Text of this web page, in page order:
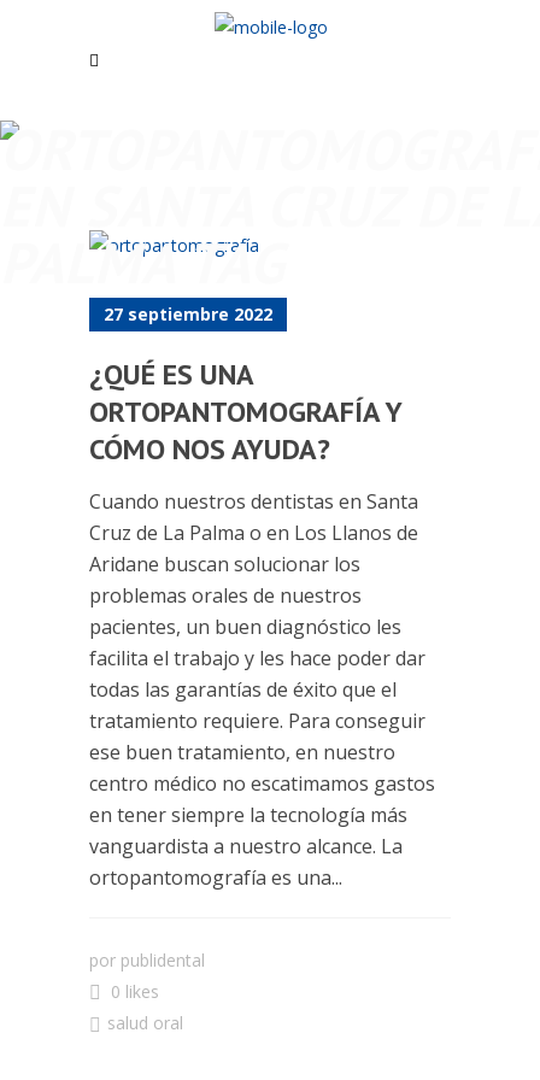
PALMA TAG
27 septiembre 2022
¿QUÉ ES UNA
ORTOPANTOMOGRAFÍA Y
CÓMO NOS AYUDA?
Cuando nuestros dentistas en Santa
Cruz de La Palma o en Los Llanos de
Aridane buscan solucionar los
problemas orales de nuestros
pacientes, un buen diagnóstico les
facilita el trabajo y les hace poder dar
todas las garantías de éxito que el
tratamiento requiere. Para conseguir
ese buen tratamiento, en nuestro
centro médico no escatimamos gastos
en tener siempre la tecnología más
vanguardista a nuestro alcance. La
ortopantomografía es una...
por publidental
0 likes
salud oral